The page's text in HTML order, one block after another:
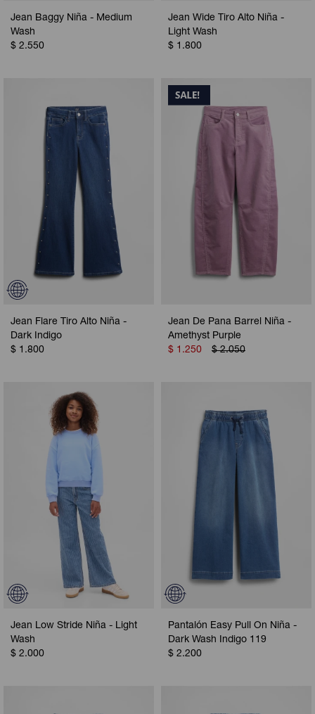
Jean Baggy Niña - Medium
Wash
$ 2.550
Jean Wide Tiro Alto Niña -
Light Wash
$ 1.800
Jean Flare Tiro Alto Niña -
Dark Indigo
$ 1.800
Jean De Pana Barrel Niña -
Amethyst Purple
$ 1.250 $ 2.050
Jean Low Stride Niña - Light
Wash
$ 2.000
Pantalón Easy Pull On Niña -
Dark Wash Indigo 119
$ 2.200